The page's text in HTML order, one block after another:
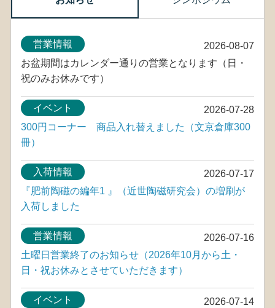
2026-08-07
営業情報
お盆期間はカレンダー通りの営業となります（日・
祝のみお休みです）
2026-07-28
イベント
300円コーナー 商品入れ替えました（文京倉庫300
冊）
2026-07-17
入荷情報
『肥前陶磁の編年1 』（近世陶磁研究会）の増刷が
入荷しました
2026-07-16
営業情報
土曜日営業終了のお知らせ（2026年10月から土・
日・祝お休みとさせていただきます）
2026-07-14
イベント